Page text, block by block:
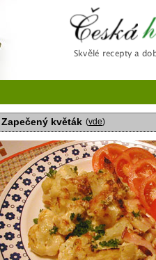
Zapečený květák (vde)